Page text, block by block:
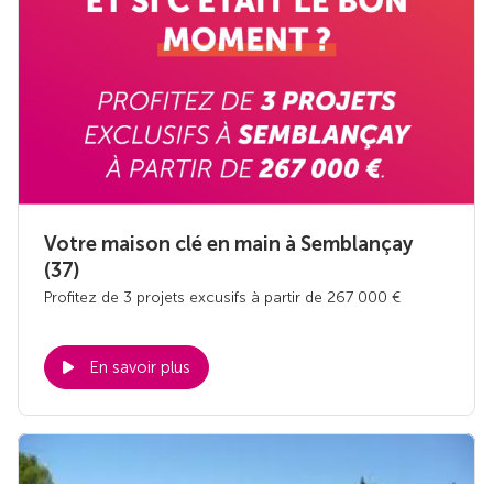
Votre maison clé en main à Semblançay
(37)
Profitez de 3 projets excusifs à partir de 267 000 €
En savoir plus